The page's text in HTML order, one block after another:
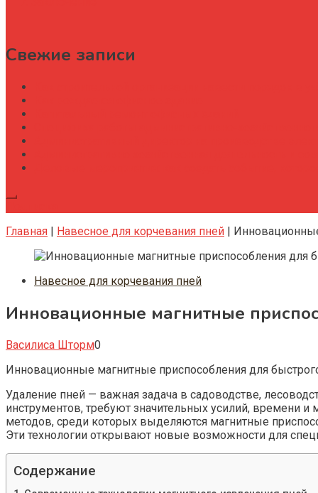
Свежие записи
Главная | Навесное для корчевания пней |
Навесное для корчевания пней
Инновационные магнитные
Василиса Шторм0
Инновационные магнитные приспособления для
Удаление пней — важная задача в садоводстве,
инструментов, требуют значительных усилий, времени
методов, среди которых выделяются магнитные
Эти технологии открывают новые возможности для
Содержание